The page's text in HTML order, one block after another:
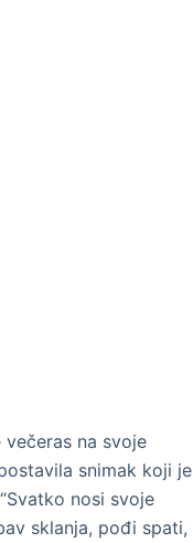
večeras na svoje
snimak koji je
nosi svoje
sklanja, pođi spati,